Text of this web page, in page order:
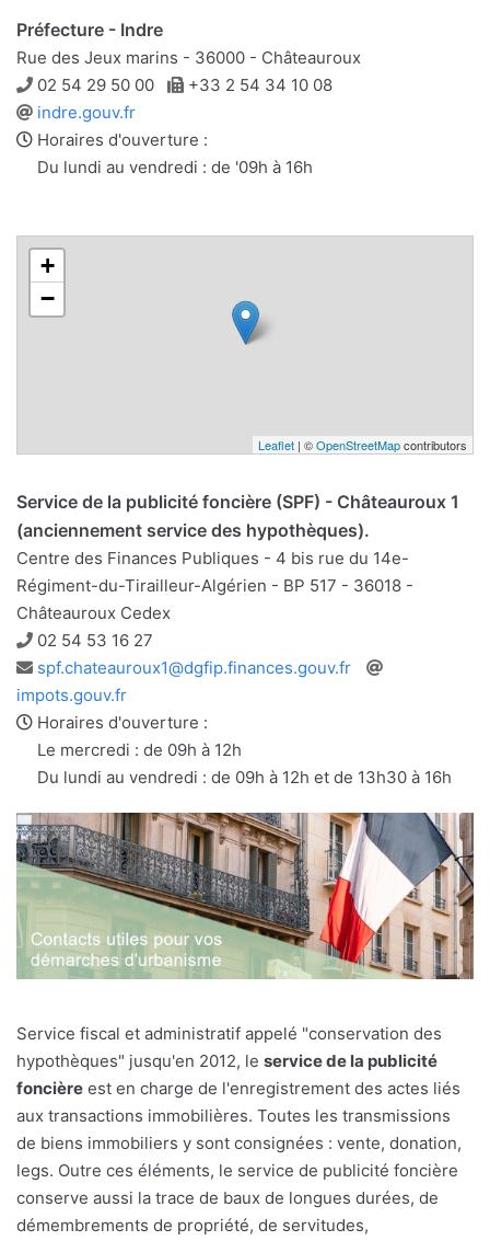
Préfecture - Indre
Rue des Jeux marins - 36000 - Châteauroux
Téléphone
02 54 29 50 00 Télécopie
+33 2 54 34 10 08
Site
web
indre.gouv.fr
Horaires d'ouverture :
Du lundi au vendredi : de '09h à 16h
+
−
Leaflet | ©OpenStreetMapcontributors
Service de la publicité foncière (SPF) - Châteauroux 1
(anciennement service des hypothèques).
Centre des Finances Publiques - 4 bis rue du 14e-
Régiment-du-Tirailleur-Algérien - BP 517 - 36018 -
Châteauroux Cedex
Téléphone
02 54 53 16 27
Adresse
e-
mail
spf.chateauroux1@dgfip.finances.gouv.fr
impots.gouv.fr
Horaires d'ouverture :
Le mercredi : de 09h à 12h
Du lundi au vendredi : de 09h à 12h et de 13h30 à 16h
Service fiscal et administratif appelé "conservation des
hypothèques" jusqu'en 2012, le service de la publicité
foncière est en charge de l'enregistrement des actes liés
aux transactions immobilières. Toutes les transmissions
de biens immobiliers y sont consignées : vente, donation,
legs. Outre ces éléments, le service de publicité foncière
conserve aussi la trace de baux de longues durées, de
démembrements de propriété, de servitudes,